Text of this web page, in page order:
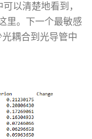
以清楚地看到，
里。下一个最敏感
耦合到光导管中